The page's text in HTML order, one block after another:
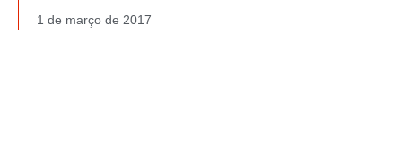
1 de março de 2017